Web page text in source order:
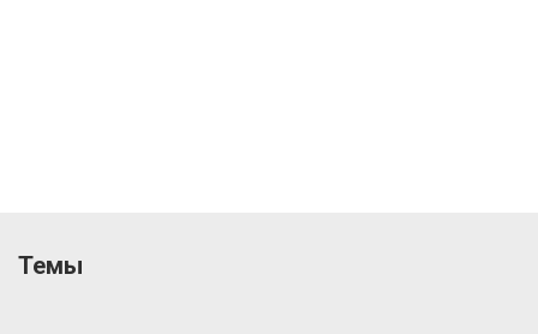
Темы